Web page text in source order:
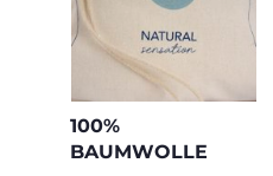
100%
BAUMWOLLE